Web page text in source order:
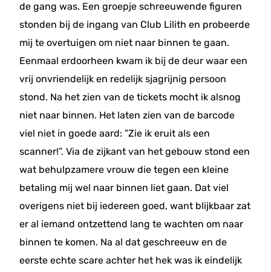
de gang was. Een groepje schreeuwende figuren
stonden bij de ingang van Club Lilith en probeerde
mij te overtuigen om niet naar binnen te gaan.
Eenmaal erdoorheen kwam ik bij de deur waar een
vrij onvriendelijk en redelijk sjagrijnig persoon
stond. Na het zien van de tickets mocht ik alsnog
niet naar binnen. Het laten zien van de barcode
viel niet in goede aard: ”Zie ik eruit als een
scanner!”. Via de zijkant van het gebouw stond een
wat behulpzamere vrouw die tegen een kleine
betaling mij wel naar binnen liet gaan. Dat viel
overigens niet bij iedereen goed, want blijkbaar zat
er al iemand ontzettend lang te wachten om naar
binnen te komen. Na al dat geschreeuw en de
eerste echte scare achter het hek was ik eindelijk